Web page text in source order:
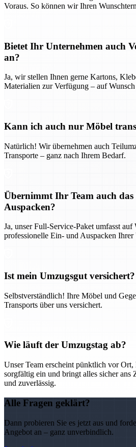
Voraus. So können wir Ihren
Bietet Ihr Unternehmen auch
an?
Ja, wir stellen Ihnen gerne Kartons,
Materialien zur Verfügung – auf
Kann ich auch nur Möbel
Natürlich! Wir übernehmen auch
Transporte – ganz nach Ihrem Bedarf.
Übernimmt Ihr Team auch
Auspacken?
Ja, unser Full-Service-Paket umfasst auf
professionelle Ein- und Auspacken Ihrer
Ist mein Umzugsgut versichert?
Selbstverständlich! Ihre Möbel und
Transports über uns versichert.
Wie läuft der Umzugstag ab?
Unser Team erscheint pünktlich vor Ort,
sorgfältig ein und bringt alles sicher ans
und zuverlässig.
Alle Fragen geklärt?
Dann probieren Sie es jetzt aus und
Angebot an – ganz unverbindlich.